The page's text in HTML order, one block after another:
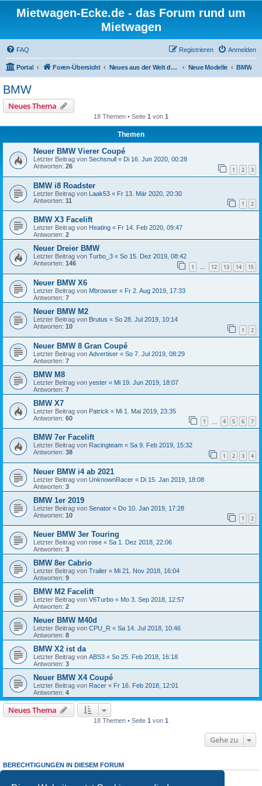
Mietwagen-Ecke.de - das Forum rund um
Mietwagen
FAQ Anmelden
Registrieren
Portal Foren-Übersicht Neues aus der Welt der Autos Neue Modelle BMW
BMW
Neues Thema
18 Themen • Seite 1 von 1
Themen
Neuer BMW Vierer Coupé
Letzter Beitrag von Sechsnull « Di 16. Jun 2020, 00:28
Antworten: 26 1 2 3
BMW i8 Roadster
Letzter Beitrag von Laak53 « Fr 13. Mär 2020, 20:30
Antworten: 11 1 2
BMW X3 Facelift
Letzter Beitrag von Heating « Fr 14. Feb 2020, 09:47
Antworten: 2
Neuer Dreier BMW
Letzter Beitrag von Turbo_3 « So 15. Dez 2019, 08:42
Antworten: 146 1 … 12 13 14 15
Neuer BMW X6
Letzter Beitrag von Mbrowser « Fr 2. Aug 2019, 17:33
Antworten: 7
Neuer BMW M2
Letzter Beitrag von Brutus « So 28. Jul 2019, 10:14
Antworten: 10 1 2
Neuer BMW 8 Gran Coupé
Letzter Beitrag von Advertiser « So 7. Jul 2019, 08:29
Antworten: 7
BMW M8
Letzter Beitrag von yester « Mi 19. Jun 2019, 18:07
Antworten: 7
BMW X7
Letzter Beitrag von Patrick « Mi 1. Mai 2019, 23:35
Antworten: 60 1 4 5 6 7
BMW 7er Facelift
Letzter Beitrag von Racingteam « Sa 9. Feb 2019, 15:32
Antworten: 38 1 2 3 4
Neuer BMW i4 ab 2021
Letzter Beitrag von UnknownRacer « Di 15. Jan 2019, 18:08
Antworten: 3
BMW 1er 2019
Letzter Beitrag von Senator « Do 10. Jan 2019, 17:28
Antworten: 10 1 2
Neuer BMW 3er Touring
Letzter Beitrag von rose « Sa 1. Dez 2018, 22:06
Antworten: 3
BMW 8er Cabrio
Letzter Beitrag von Trailer « Mi 21. Nov 2018, 16:04
Antworten: 9
BMW M2 Facelift
Letzter Beitrag von V6Turbo « Mo 3. Sep 2018, 12:57
Antworten: 2
Neuer BMW M40d
Letzter Beitrag von CPU_R « Sa 14. Jul 2018, 10:46
Antworten: 8
BMW X2 ist da
Letzter Beitrag von ABS3 « So 25. Feb 2018, 16:18
Antworten: 3
Neuer BMW X4 Coupé
Letzter Beitrag von Racer « Fr 16. Feb 2018, 12:01
Antworten: 4
Neues Thema
18 Themen • Seite 1 von 1
Gehe zu
BERECHTIGUNGEN IN DIESEM FORUM
Du darfst
keine Antworten zu Themen in diesem Forum erstellen.